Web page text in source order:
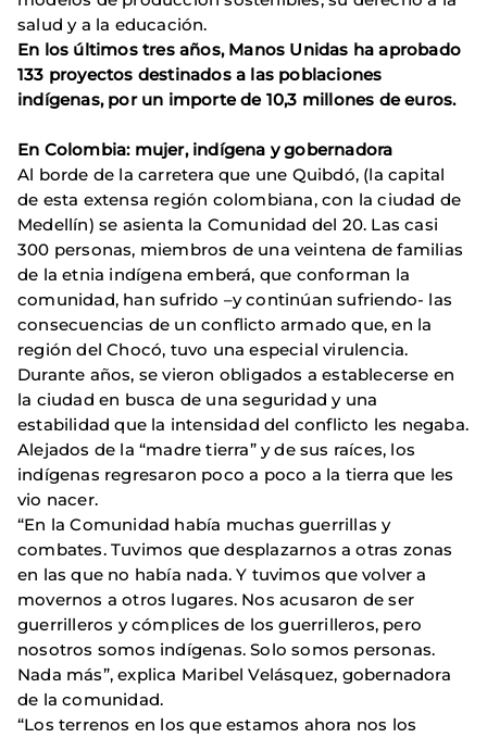
salud y a la educación.
En los últimos tres años, Manos Unidas ha aprobado
133 proyectos destinados a las poblaciones
indígenas, por un importe de 10,3 millones de euros.
En Colombia: mujer, indígena y gobernadora
Al borde de la carretera que une Quibdó, (la capital
de esta extensa región colombiana, con la ciudad de
Medellín) se asienta la Comunidad del 20. Las casi
300 personas, miembros de una veintena de familias
de la etnia indígena emberá, que conforman la
comunidad, han sufrido –y continúan sufriendo- las
consecuencias de un conflicto armado que, en la
región del Chocó, tuvo una especial virulencia.
Durante años, se vieron obligados a establecerse en
la ciudad en busca de una seguridad y una
estabilidad que la intensidad del conflicto les negaba.
Alejados de la “madre tierra” y de sus raíces, los
indígenas regresaron poco a poco a la tierra que les
vio nacer.
“En la Comunidad había muchas guerrillas y
combates. Tuvimos que desplazarnos a otras zonas
en las que no había nada. Y tuvimos que volver a
movernos a otros lugares. Nos acusaron de ser
guerrilleros y cómplices de los guerrilleros, pero
nosotros somos indígenas. Solo somos personas.
Nada más”, explica Maribel Velásquez, gobernadora
de la comunidad.
“Los terrenos en los que estamos ahora nos los